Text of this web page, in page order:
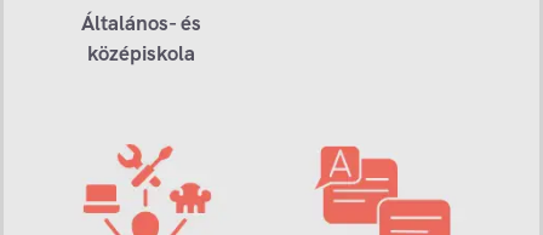
Általános- és
középiskola